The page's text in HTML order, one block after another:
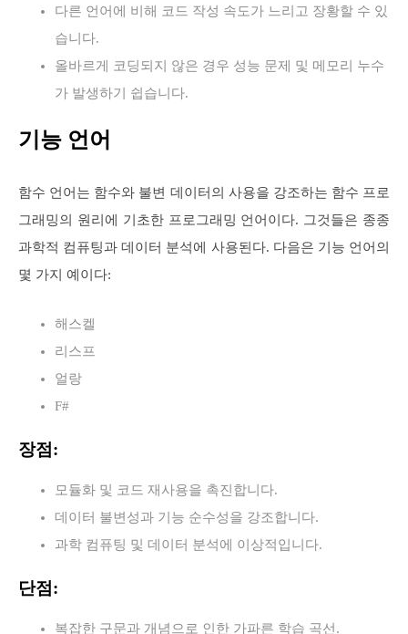
다른 언어에 비해 코드 작성 속도가 느리고 장황할 수 있
습니다.
올바르게 코딩되지 않은 경우 성능 문제 및 메모리 누수
가 발생하기 쉽습니다.
기능 언어
함수 언어는 함수와 불변 데이터의 사용을 강조하는 함수 프로
그래밍의 원리에 기초한 프로그래밍 언어이다. 그것들은 종종
과학적 컴퓨팅과 데이터 분석에 사용된다. 다음은 기능 언어의
몇 가지 예이다:
해스켈
리스프
얼랑
F#
장점:
모듈화 및 코드 재사용을 촉진합니다.
데이터 불변성과 기능 순수성을 강조합니다.
과학 컴퓨팅 및 데이터 분석에 이상적입니다.
단점:
복잡한 구문과 개념으로 인한 가파른 학습 곡선.